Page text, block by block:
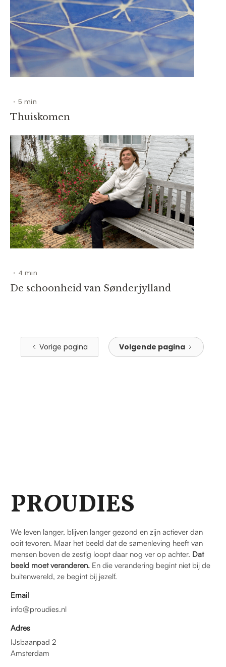
• 5 min
Thuiskomen
• 4 min
De schoonheid van Sønderjylland
Vorige pagina Volgende pagina
PROUDIES
We leven langer, blijven langer gezond en zijn actiever dan
ooit tevoren. Maar het beeld dat de samenleving heeft van
mensen boven de zestig loopt daar nog ver op achter. Dat
beeld moet veranderen. En die verandering begint niet bij de
buitenwereld, ze begint bij jezelf.
Email
info@proudies.nl
Adres
IJsbaanpad 2
Amsterdam